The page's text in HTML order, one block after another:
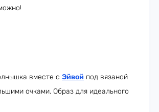
вместе с Эйвой под вязаной
очками. Образ для идеального